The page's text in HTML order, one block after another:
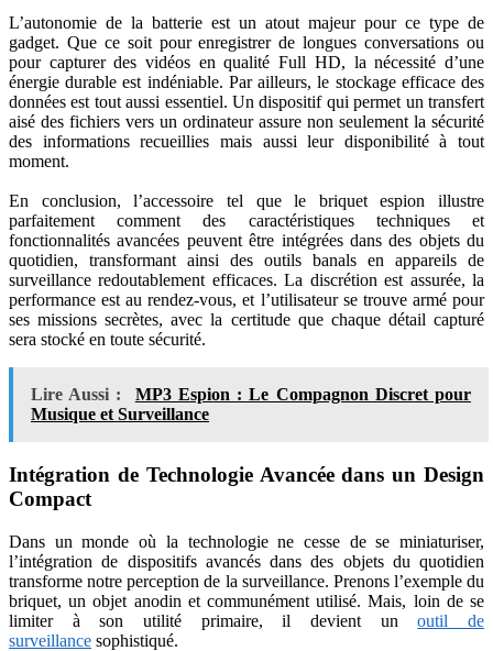
L’autonomie de la batterie est un atout majeur pour ce type de
gadget. Que ce soit pour enregistrer de longues conversations ou
pour capturer des vidéos en qualité Full HD, la nécessité d’une
énergie durable est indéniable. Par ailleurs, le stockage efficace des
données est tout aussi essentiel. Un dispositif qui permet un transfert
aisé des fichiers vers un ordinateur assure non seulement la sécurité
des informations recueillies mais aussi leur disponibilité à tout
moment.
En conclusion, l’accessoire tel que le briquet espion illustre
parfaitement comment des caractéristiques techniques et
fonctionnalités avancées peuvent être intégrées dans des objets du
quotidien, transformant ainsi des outils banals en appareils de
surveillance redoutablement efficaces. La discrétion est assurée, la
performance est au rendez-vous, et l’utilisateur se trouve armé pour
ses missions secrètes, avec la certitude que chaque détail capturé
sera stocké en toute sécurité.
Lire Aussi :
MP3 Espion : Le Compagnon Discret pour
Musique et Surveillance
Intégration de Technologie Avancée dans un Design
Compact
Dans un monde où la technologie ne cesse de se miniaturiser,
l’intégration de dispositifs avancés dans des objets du quotidien
transforme notre perception de la surveillance. Prenons l’exemple du
briquet, un objet anodin et communément utilisé. Mais, loin de se
limiter à son utilité primaire, il devient unoutil de
surveillance sophistiqué.